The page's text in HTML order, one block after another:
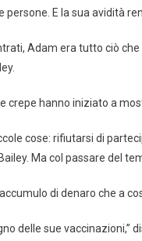
persone. E la sua avidità
Adam era tutto ciò
crepe hanno iniziato a
cose: rifiutarsi di
Ma col passare del
di denaro che a
delle sue vaccinazioni,”